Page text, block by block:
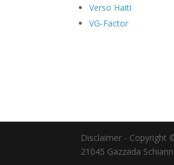
Verso Haiti
VG-Factor
Disclaimer - Copyright
21045 Gazzada